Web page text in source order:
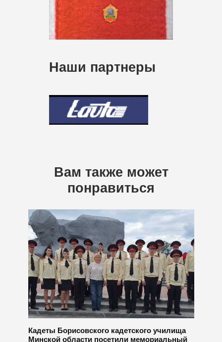
Наши партнеры
Вам также может
понравиться
Кадеты Борисовского кадетского училища
Минской области посетили мемориальный